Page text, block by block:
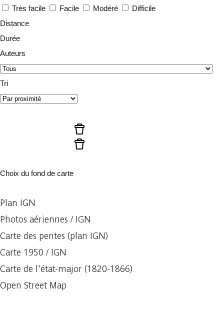
Très facile Facile Modéré
Difficile
Distance
Durée
Auteurs
Tri
Choix du fond de carte
Plan IGN
Photos aériennes / IGN
Carte des pentes (plan IGN)
Carte 1950 / IGN
Carte de l'état-major (1820-1866)
Open Street Map